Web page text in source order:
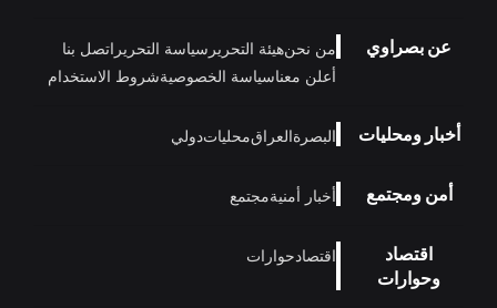
عن بصراوي من نحنهيئة التحرير سياسة التحرير اتصل بنا
أعلن معناسياسة الخصوصيةشروط الاستخدام
أخبار ومحليات البصرةالعراقمحلياتدولي
أمن ومجتمع أخبار أمنيةمجتمع
اقتصاد
وحوارات
اقتصادحوارات